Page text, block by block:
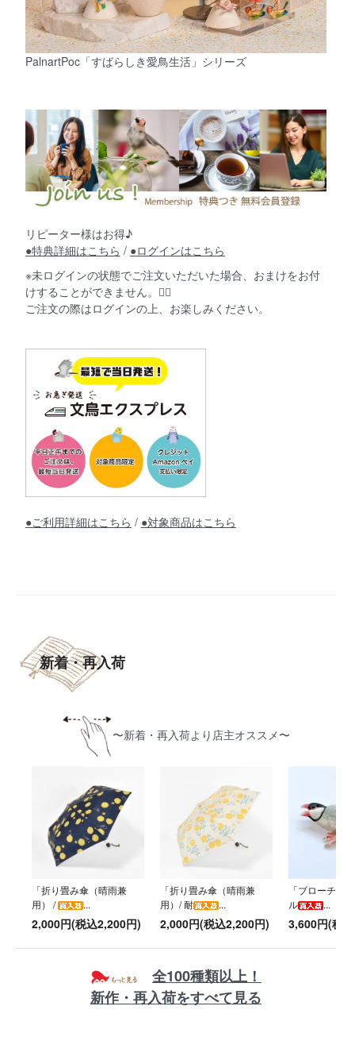
PalnartPoc「すばらしき愛鳥生活」シリーズ
リピーター様はお得♪
●特典詳細はこちら / ●ログインはこちら
※未ログインの状態でご注文いただいた場合、 おまけをお付
けすることができません。🙇‍♀️
ご注文の際はログインの上、お楽しみください。
●ご利用詳細はこちら / ●対象商品はこちら
新着・再入荷
〜新着・再入荷より店主オススメ〜
「折り畳み傘（晴雨兼
用） /
...
2,000円(税込2,200円)
「折り畳み傘（晴雨兼
用）/ 耐
...
2,000円(税込2,200円)
「ブローチ /
ル
...
3,600円(税
全100種類以上！
新作・再入荷をすべて見る